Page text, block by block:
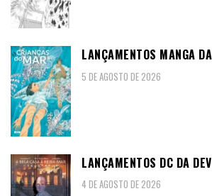
LANÇAMENTOS MANGA
5 DE AGOSTO DE 2026
LANÇAMENTOS DC DA
4 DE AGOSTO DE 2026